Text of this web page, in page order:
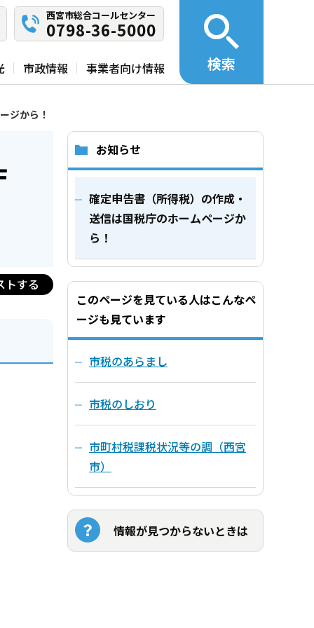
西宮市総合コールセンター
0798-36-5000
市政情報 事業者向け情報 検索
ジから！
トする
お知らせ
確定申告書（所得税）の作成・
送信は国税庁のホームページか
ら！
このページを見ている人はこんなペ
ージも見ています
市税のあらまし
市税のしおり
市町村税課税状況等の調（西宮
市）
情報が見つからないときは